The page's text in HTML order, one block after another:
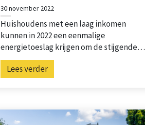
30 november 2022
Huishoudens met een laag inkomen
kunnen in 2022 een eenmalige
energietoeslag krijgen om de stijgende…
Lees verder